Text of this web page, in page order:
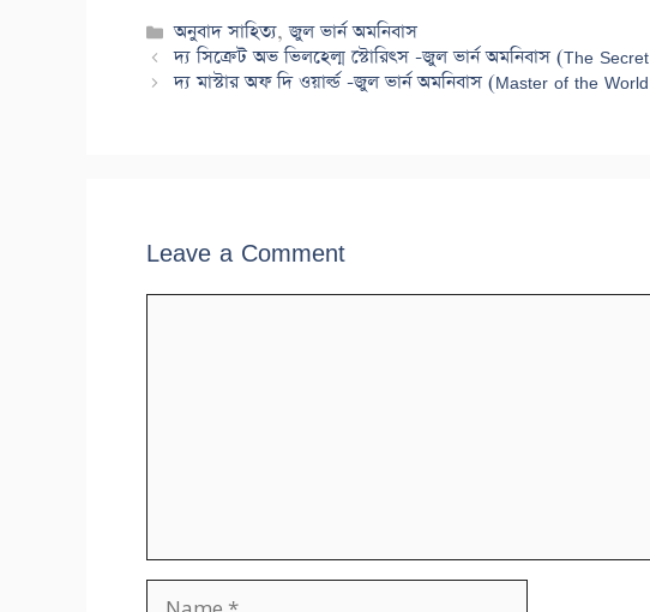
Categories
অনুবাদ সাহিত্য,জুল ভার্ন অমনিবাস
দ্য সিক্রেট অভ ভিলহেল্ম স্টোরিৎস -জুল ভার্ন অমনিবাস (The
দ্য মাস্টার অফ দি ওয়ার্ল্ড -জুল ভার্ন অমনিবাস (Master of the
Leave a Comment
Name